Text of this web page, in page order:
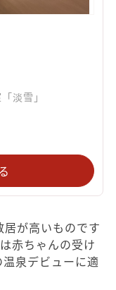
淡雪」
が高いものです
赤ちゃんの受け
泉デビューに適